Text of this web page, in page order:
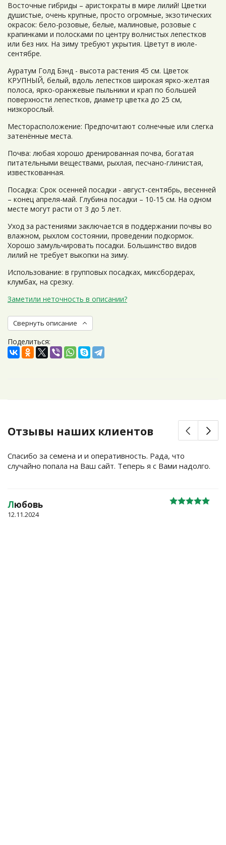
Восточные гибриды – аристократы в мире лилий! Цветки
душистые, очень крупные, просто огромные, экзотических
окрасок: бело-розовые, белые, малиновые, розовые с
крапинками и полосками по центру волнистых лепестков
или без них. На зиму требуют укрытия. Цветут в июле-
сентябре.
Ауратум Голд Бэнд - высота растения 45 см. Цветок
КРУПНЫЙ, белый, вдоль лепестков широкая ярко-желтая
полоса, ярко-оранжевые пыльники и крап по большей
поверхности лепестков, диаметр цветка до 25 см,
низкорослый.
Месторасположение: Предпочитают солнечные или слегка
затенённые места.
Почва: любая хорошо дренированная почва, богатая
питательными веществами, рыхлая, песчано-глинистая,
известкованная.
Посадка: Срок осенней посадки - август-сентябрь, весенней
– конец апреля-май. Глубина посадки – 10-15 см. На одном
месте могут расти от 3 до 5 лет.
Уход за растениями заключается в поддержании почвы во
влажном, рыхлом состоянии, проведении подкормок.
Хорошо замульчировать посадки. Большинство видов
лилий не требует выкопки на зиму.
Использование: в групповых посадках, миксбордерах,
клумбах, на срезку.
Заметили неточность в описании?
Свернуть описание
Поделиться:
Отзывы наших клиентов
Спасибо за семена и и оперативность. Рада, что
случайно попала на Ваш сайт. Теперь я с Вами надолго.
Любовь
12.11.2024